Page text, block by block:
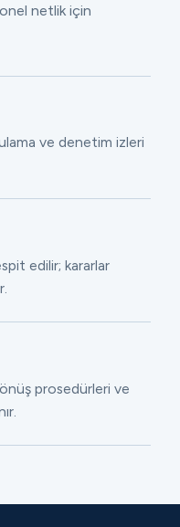
netlik için
ve denetim izleri
edilir; kararlar
prosedürleri ve